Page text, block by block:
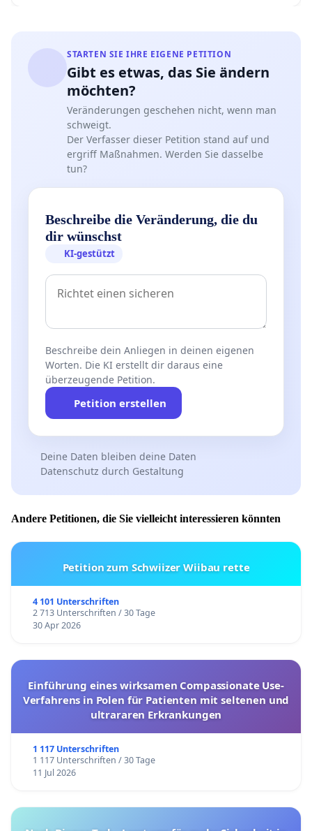
STARTEN SIE IHRE EIGENE PETITION
Gibt es etwas, das Sie ändern
möchten?
Veränderungen geschehen nicht, wenn man
schweigt.
Der Verfasser dieser Petition stand auf und
ergriff Maßnahmen. Werden Sie dasselbe
tun?
Beschreibe die Veränderung, die du
dir wünschst
KI-gestützt
Beschreibe dein Anliegen in deinen eigenen
Worten. Die KI erstellt dir daraus eine
überzeugende Petition.
Petition erstellen
Deine Daten bleiben deine Daten
Datenschutz durch Gestaltung
Andere Petitionen, die Sie vielleicht interessieren könnten
Petition zum Schwiizer Wiibau rette
4 101 Unterschriften
2 713 Unterschriften / 30 Tage
30 Apr 2026
Einführung eines wirksamen Compassionate Use-
Verfahrens in Polen für Patienten mit seltenen und
ultrararen Erkrankungen
1 117 Unterschriften
1 117 Unterschriften / 30 Tage
11 Jul 2026